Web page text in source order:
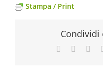
Stampa / Print
Condividi
Facebook